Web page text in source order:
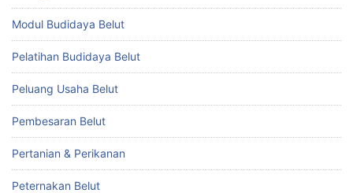
Modul Budidaya Belut
Pelatihan Budidaya Belut
Peluang Usaha Belut
Pembesaran Belut
Pertanian & Perikanan
Peternakan Belut